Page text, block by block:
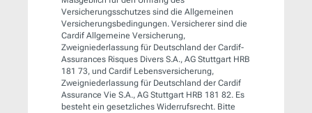
Versicherungsschutzes sind die Allgemeinen
Versicherungsbedingungen. Versicherer sind die
Cardif Allgemeine Versicherung,
Zweigniederlassung für Deutschland der Cardif-
Assurances Risques Divers S.A., AG Stuttgart HRB
181 73, und Cardif Lebensversicherung,
Zweigniederlassung für Deutschland der Cardif
Assurance Vie S.A., AG Stuttgart HRB 181 82. Es
besteht ein gesetzliches Widerrufsrecht. Bitte